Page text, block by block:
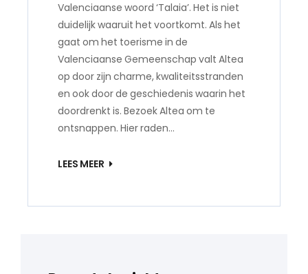
Valenciaanse woord ‘Talaia’. Het is niet
duidelijk waaruit het voortkomt. Als het
gaat om het toerisme in de
Valenciaanse Gemeenschap valt Altea
op door zijn charme, kwaliteitsstranden
en ook door de geschiedenis waarin het
doordrenkt is. Bezoek Altea om te
ontsnappen. Hier raden…
LEES MEER